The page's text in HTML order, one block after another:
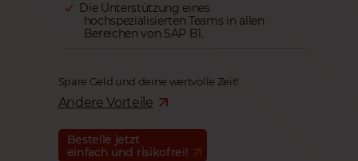
Die Unterstützung eines
hochspezialisierten Teams in allen
Bereichen von SAP B1.
Spare Geld und deine wertvolle Zeit!
Andere Vorteile
Bestelle jetzt
einfach und risikofrei!